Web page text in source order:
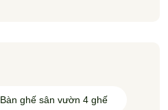
Bàn ghế sân vườn 4 ghế